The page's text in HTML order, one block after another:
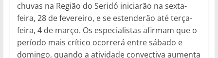
chuvas na Região do Seridó iniciarão na sexta-
feira, 28 de fevereiro, e se estenderão até terça-
feira, 4 de março. Os especialistas afirmam que o
período mais crítico ocorrerá entre sábado e
domingo, quando a atividade convectiva aumenta